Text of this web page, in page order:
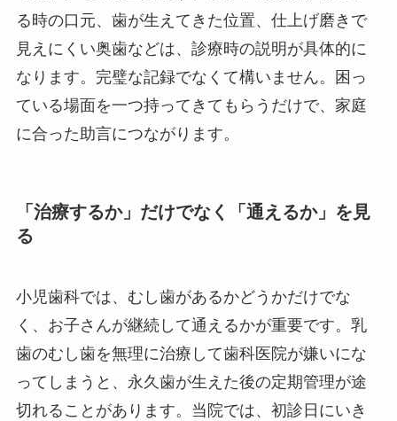
る時の口元、歯が生えてきた位置、仕上げ磨きで
見えにくい奥歯などは、診療時の説明が具体的に
なります。完璧な記録でなくて構いません。困っ
ている場面を一つ持ってきてもらうだけで、家庭
に合った助言につながります。
「治療するか」だけでなく「通えるか」を見
る
小児歯科では、むし歯があるかどうかだけでな
く、お子さんが継続して通えるかが重要です。乳
歯のむし歯を無理に治療して歯科医院が嫌いにな
ってしまうと、永久歯が生えた後の定期管理が途
切れることがあります。当院では、初診日にいき